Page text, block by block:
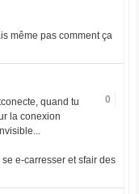
même pas comment ça
0
quand tu
la conexion
e-carresser et sfair des